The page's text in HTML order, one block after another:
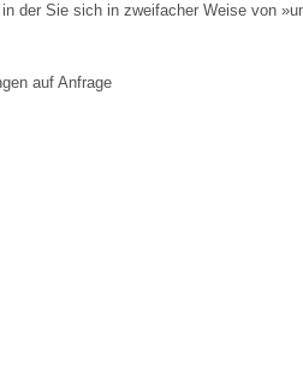
der Sie sich in zweifacher Weise von
auf Anfrage